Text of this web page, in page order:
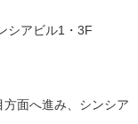
シアビル1・3F
面へ進み、シンシア